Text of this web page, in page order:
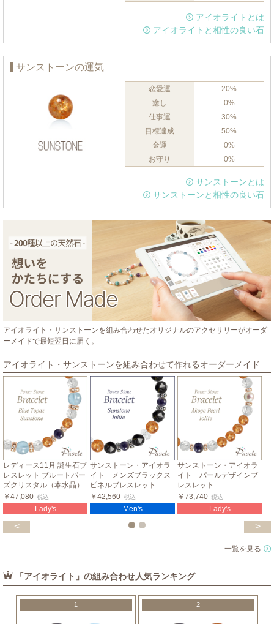
アイオライトとは
アイオライトと相性の良い石
サンストーンの運気
恋愛運
20%
癒し
0%
仕事運
30%
目標達成
50%
金運
0%
お守り
0%
サンストーンとは
サンストーンと相性の良い石
アイオライト・サンストーンを組み合わせたオリジナルのアクセサリーがオーダ
ーメイドで最短翌日に届く。
アイオライト・サンストーンを組み合わせて作れるオーダーメイド
レディース11月 誕生石ブ
レスレット ブルートパー
ズクリスタル（本水晶）
￥47,080 税込
Lady's
サンストーン・アイオラ
イト メンズブラックス
ピネルブレスレット
￥42,560 税込
Men's
サンストーン・アイオラ
イト パールデザインブ
レスレット
￥73,740 税込
Lady's
< >
一覧を見る
「アイオライト」の組み合わせ人気ランキング
1 2